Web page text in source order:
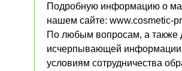
Подробную информацию о
нашем сайте: www.cosmetic-
По любым вопросам, а также
исчерпывающей информации
условиям сотрудничества